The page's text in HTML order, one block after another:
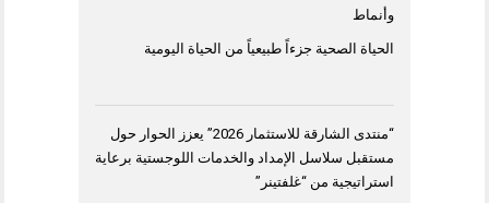
وأنماط
الحياة الصحية جزءاً طبيعياً من الحياة اليومية
“منتدى الشارقة للاستثمار 2026” يعزز الحوار حول
مستقبل سلاسل الإمداد والخدمات اللوجستية برعاية
استراتيجية من “غلفتينر”